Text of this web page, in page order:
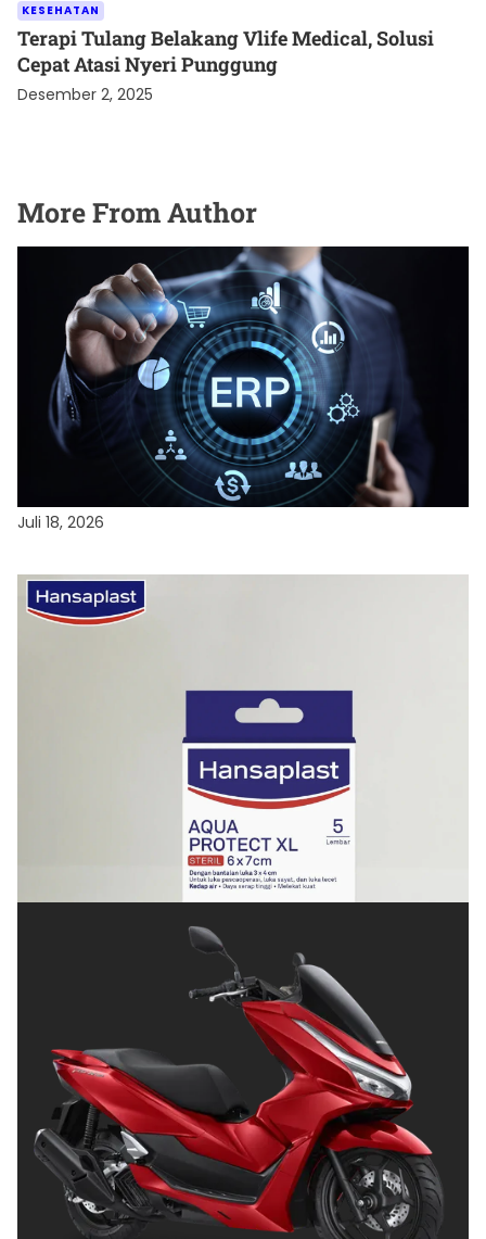
KESEHATAN
Terapi Tulang Belakang Vlife Medical, Solusi
Cepat Atasi Nyeri Punggung
Desember 2, 2025
More From Author
TEKNOLOGI
7 Tanda Gudang Anda Butuh Warehouse
Management System (dan Kapan Belum Perlu)
Juli 18, 2026
Cara Menjaga Luka agar Cepat Kering dan Tetap
OTOMOTIF
Tips Memilih Helm yang Tepat untuk
Pengendara Motor agar Aman dan Nyaman
Juni 26, 2026